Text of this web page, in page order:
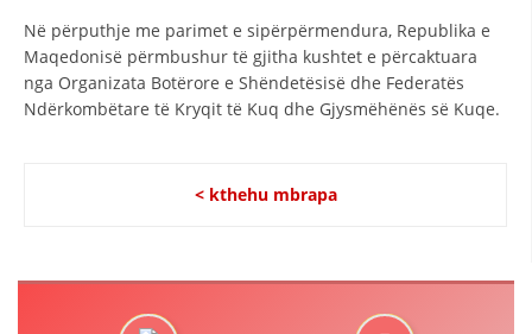
STRUKTURA E ORGANIZATËS
KONTAKT INFORMACIONE
LIGJI I KRYQIT TË KUQ
Në përputhje me parimet e sipërpërmendura, Republika e
Maqedonisë përmbushur të gjitha kushtet e përcaktuara
nga Organizata Botërore e Shëndetësisë dhe Federatës
Ndërkombëtare të Kryqit të Kuq dhe Gjysmëhënës së Kuqe.
< kthehu mbrapa